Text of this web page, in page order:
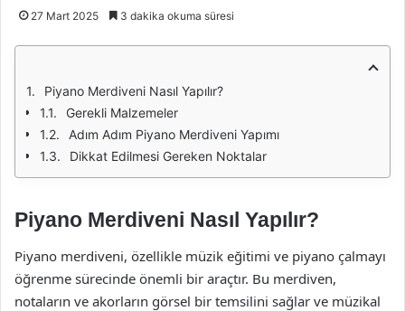
27 Mart 2025 3 dakika okuma süresi
Piyano Merdiveni Nasıl Yapılır?
Gerekli Malzemeler
Adım Adım Piyano Merdiveni Yapımı
Dikkat Edilmesi Gereken Noktalar
Piyano Merdiveni Nasıl Yapılır?
Piyano merdiveni, özellikle müzik eğitimi ve piyano çalmayı
öğrenme sürecinde önemli bir araçtır. Bu merdiven,
notaların ve akorların görsel bir temsilini sağlar ve müzikal